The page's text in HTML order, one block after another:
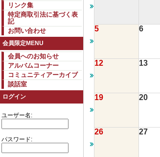
リンク集
特定商取引法に基づく表
記
お問い合わせ
会員限定MENU
会員へのお知らせ
アルバムコーナー
コミュニティアーカイブ
談話室
ログイン
ユーザー名:
パスワード:
5 6
12 13
19 20
26 27